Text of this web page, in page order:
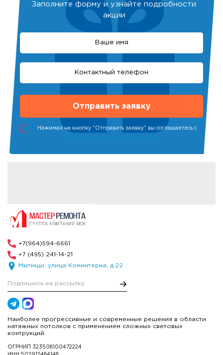
Заполните форму и узнайте подробности
акции
Нажимая на кнопку "Отправить заявку" вы соглашаетесь с
политикой конфиденциальности
+7(964)594-6661
+7 (495) 241-14-21
Мытищи, улица Коминтерна, д.22
Наиболее прогрессивные и современные решения в области
натяжных потолков с применением сложных световых
контрукций.
ОГРНИП 323508100472224